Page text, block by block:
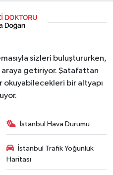
sizleri buluştururken,
getiriyor. Şatafattan
okuyabilecekleri bir altyapı
İstanbul Hava Durumu
İstanbul Trafik Yoğunluk
Haritası